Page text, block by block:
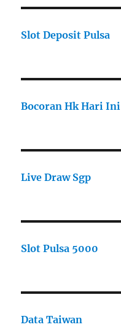
Slot Deposit Pulsa
Bocoran Hk Hari Ini
Live Draw Sgp
Slot Pulsa 5000
Data Taiwan